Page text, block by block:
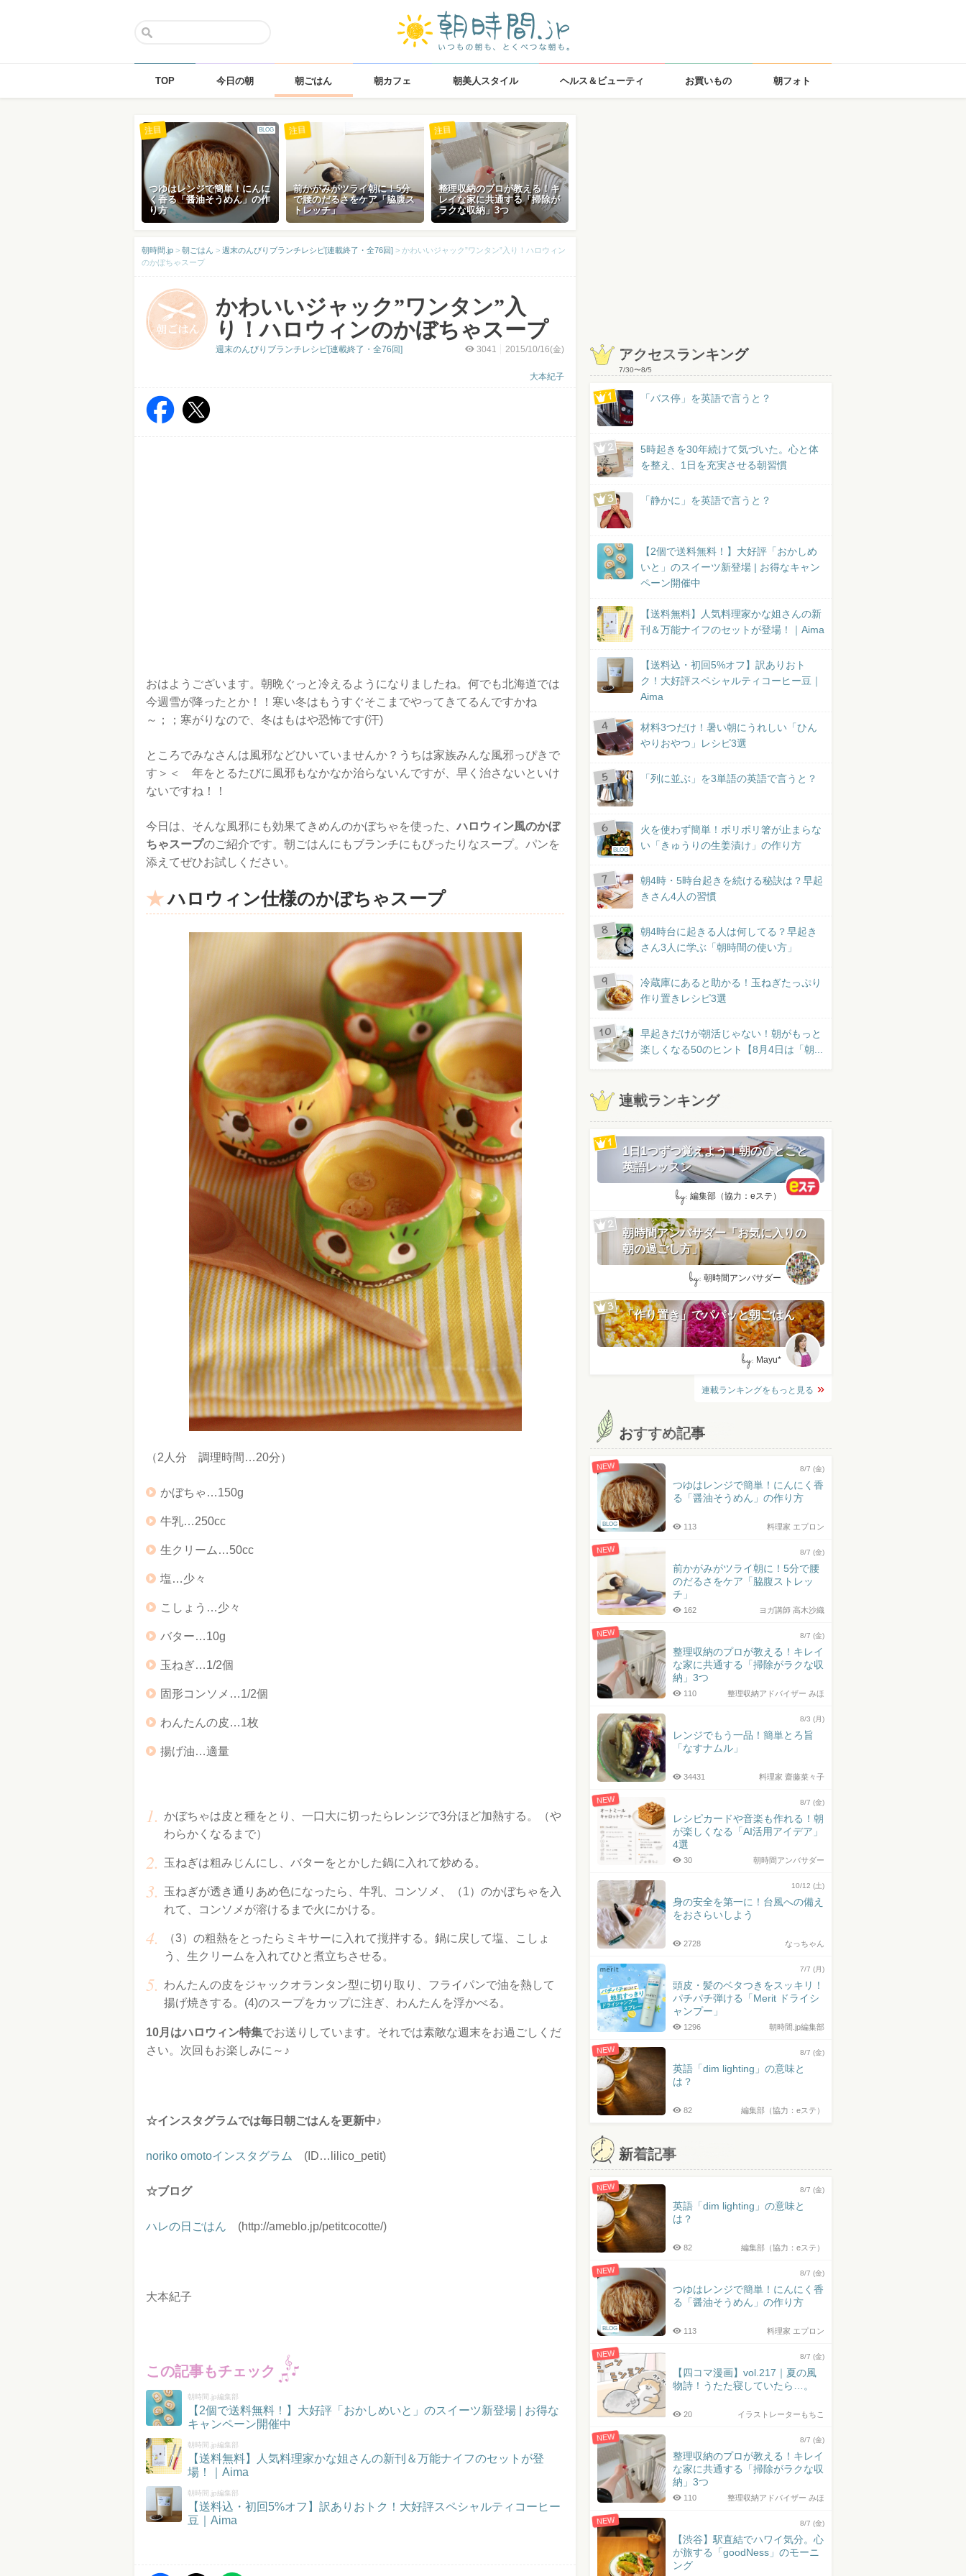
TOP 今日の朝 朝ごはん 朝カフェ 朝美人スタイル ヘルス＆ビューティ お買いもの 朝フォト
BLOG
つゆはレンジで簡単！にんに
く香る「醤油そうめん」の作
り方
注目
前かがみがツライ朝に！5分
で腰のだるさをケア「脇腹ス
トレッチ」
注目
整理収納のプロが教える！キ
レイな家に共通する「掃除が
ラクな収納」3つ
注目
朝時間.jp > 朝ごはん > 週末のんびりブランチレシピ[連載終了・全76回] > かわいいジャック”ワンタン”入り！ハロウィン
のかぼちゃスープ
かわいいジャック”ワンタン”入
り！ハロウィンのかぼちゃスープ
3041 2015/10/16(金)
大本紀子
週末のんびりブランチレシピ[連載終了・全76回]
おはようございます。朝晩ぐっと冷えるようになりましたね。何でも北海道では
今週雪が降ったとか！！寒い冬はもうすぐそこまでやってきてるんですかね
～；；寒がりなので、冬はもはや恐怖です(汗)
ところでみなさんは風邪などひいていませんか？うちは家族みんな風邪っぴきで
す＞＜ 年をとるたびに風邪もなかなか治らないんですが、早く治さないといけ
ないですね！！
今日は、そんな風邪にも効果てきめんのかぼちゃを使った、ハロウィン風のかぼ
ちゃスープのご紹介です。朝ごはんにもブランチにもぴったりなスープ。パンを
添えてぜひお試しください。
ハロウィン仕様のかぼちゃスープ
（2人分 調理時間…20分）
かぼちゃ…150g
牛乳…250cc
生クリーム…50cc
塩…少々
こしょう…少々
バター…10g
玉ねぎ…1/2個
固形コンソメ…1/2個
わんたんの皮…1枚
揚げ油…適量
かぼちゃは皮と種をとり、一口大に切ったらレンジで3分ほど加熱する。（や
わらかくなるまで）
玉ねぎは粗みじんにし、バターをとかした鍋に入れて炒める。
玉ねぎが透き通りあめ色になったら、牛乳、コンソメ、（1）のかぼちゃを入
れて、コンソメが溶けるまで火にかける。
（3）の粗熱をとったらミキサーに入れて撹拌する。鍋に戻して塩、こしょ
う、生クリームを入れてひと煮立ちさせる。
わんたんの皮をジャックオランタン型に切り取り、フライパンで油を熱して
揚げ焼きする。(4)のスープをカップに注ぎ、わんたんを浮かべる。
10月はハロウィン特集でお送りしています。それでは素敵な週末をお過ごしくだ
さい。次回もお楽しみに～♪
☆インスタグラムでは毎日朝ごはんを更新中♪
noriko omotoインスタグラム (ID…lilico_petit)
☆ブログ
ハレの日ごはん (http://ameblo.jp/petitcocotte/)
大本紀子
この記事もチェック
朝時間.jp編集部
【2個で送料無料！】大好評「おかしめいと」のスイーツ新登場 | お得な
キャンペーン開催中
朝時間.jp編集部
【送料無料】人気料理家かな姐さんの新刊＆万能ナイフのセットが登
場！｜Aima
朝時間.jp編集部
【送料込・初回5%オフ】訳ありおトク！大好評スペシャルティコーヒー
豆｜Aima
アクセスランキング
7/30〜8/5
「バス停」を英語で言うと？
5時起きを30年続けて気づいた。心と体
を整え、1日を充実させる朝習慣
「静かに」を英語で言うと？
【2個で送料無料！】大好評「おかしめ
いと」のスイーツ新登場 | お得なキャン
ペーン開催中
【送料無料】人気料理家かな姐さんの新
刊＆万能ナイフのセットが登場！｜Aima
【送料込・初回5%オフ】訳ありおト
ク！大好評スペシャルティコーヒー豆｜
Aima
材料3つだけ！暑い朝にうれしい「ひん
やりおやつ」レシピ3選
「列に並ぶ」を3単語の英語で言うと？
BLOG
火を使わず簡単！ポリポリ箸が止まらな
い「きゅうりの生姜漬け」の作り方
朝4時・5時台起きを続ける秘訣は？早起
きさん4人の習慣
朝4時台に起きる人は何してる？早起き
さん3人に学ぶ「朝時間の使い方」
冷蔵庫にあると助かる！玉ねぎたっぷり
作り置きレシピ3選
早起きだけが朝活じゃない！朝がもっと
楽しくなる50のヒント【8月4日は「朝...
連載ランキング
1日1つずつ覚えよう！朝のひとこと
英語レッスン
by: 編集部（協力：eステ）
朝時間アンバサダー「お気に入りの
朝の過ごし方」
by: 朝時間アンバサダー
「作り置き」でパパッと朝ごはん
by: Mayu*
連載ランキングをもっと見る
おすすめ記事
NEW
BLOG
8/7 (金)
つゆはレンジで簡単！にんにく香
る「醤油そうめん」の作り方
料理家 エプロン
113
NEW 8/7 (金)
前かがみがツライ朝に！5分で腰
のだるさをケア「脇腹ストレッ
チ」
ヨガ講師 高木沙織
162
NEW 8/7 (金)
整理収納のプロが教える！キレイ
な家に共通する「掃除がラクな収
納」3つ
整理収納アドバイザー みほ
110
8/3 (月)
レンジでもう一品！簡単とろ旨
「なすナムル」
料理家 齋藤菜々子
34431
NEW 8/7 (金)
レシピカードや音楽も作れる！朝
が楽しくなる「AI活用アイデア」
4選
朝時間アンバサダー
30
10/12 (土)
身の安全を第一に！台風への備え
をおさらいしよう
なっちゃん
2728
7/7 (月)
頭皮・髪のベタつきをスッキリ！
パチパチ弾ける「Merit ドライシ
ャンプー」
朝時間.jp編集部
1296
NEW 8/7 (金)
英語「dim lighting」の意味と
は？
編集部（協力：eステ）
82
新着記事
NEW 8/7 (金)
英語「dim lighting」の意味と
は？
編集部（協力：eステ）
82
NEW
BLOG
8/7 (金)
つゆはレンジで簡単！にんにく香
る「醤油そうめん」の作り方
料理家 エプロン
113
NEW 8/7 (金)
【四コマ漫画】vol.217｜夏の風
物詩！うたた寝していたら…。
イラストレーターもちこ
20
NEW 8/7 (金)
整理収納のプロが教える！キレイ
な家に共通する「掃除がラクな収
納」3つ
整理収納アドバイザー みほ
110
NEW 8/7 (金)
【渋谷】駅直結でハワイ気分。心
が旅する「goodNess」のモーニ
ング